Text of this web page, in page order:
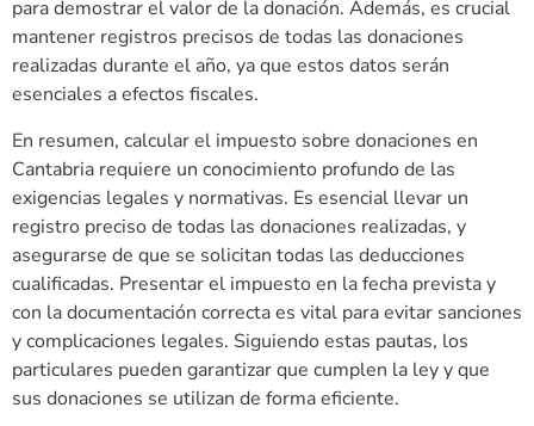
para demostrar el valor de la donación. Además, es crucial
mantener registros precisos de todas las donaciones
realizadas durante el año, ya que estos datos serán
esenciales a efectos fiscales.
En resumen, calcular el impuesto sobre donaciones en
Cantabria requiere un conocimiento profundo de las
exigencias legales y normativas. Es esencial llevar un
registro preciso de todas las donaciones realizadas, y
asegurarse de que se solicitan todas las deducciones
cualificadas. Presentar el impuesto en la fecha prevista y
con la documentación correcta es vital para evitar sanciones
y complicaciones legales. Siguiendo estas pautas, los
particulares pueden garantizar que cumplen la ley y que
sus donaciones se utilizan de forma eficiente.